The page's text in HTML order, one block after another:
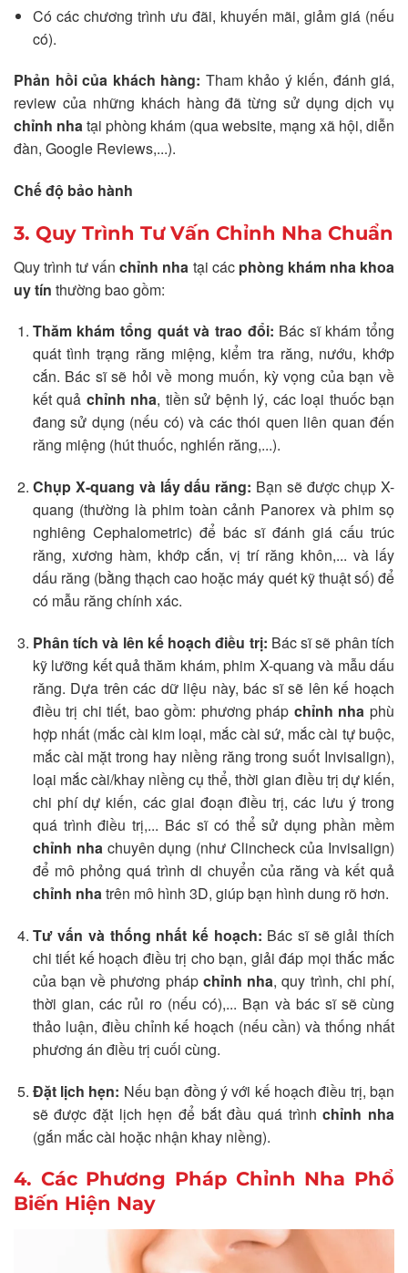
Có các chương trình ưu đãi, khuyến mãi, giảm giá (nếu
có).
Phản hồi của khách hàng: Tham khảo ý kiến, đánh giá,
review của những khách hàng đã từng sử dụng dịch vụ
chỉnh nhatại phòng khám (qua website, mạng xã hội, diễn
đàn, Google Reviews,...).
Chế độ bảo hành
3. Quy Trình Tư Vấn Chỉnh Nha Chuẩn
Quy trình tư vấnchỉnh nha tại các phòng khám nha khoa
uy tín thường bao gồm:
Thăm khám tổng quát và trao đổi: Bác sĩ khám tổng
quát tình trạng răng miệng, kiểm tra răng, nướu, khớp
cắn. Bác sĩ sẽ hỏi về mong muốn, kỳ vọng của bạn về
kết quả chỉnh nha, tiền sử bệnh lý, các loại thuốc bạn
đang sử dụng (nếu có) và các thói quen liên quan đến
răng miệng (hút thuốc, nghiến răng,...).
Chụp X-quang và lấy dấu răng: Bạn sẽ được chụp X-
quang (thường là phim toàn cảnh Panorex và phim sọ
nghiêng Cephalometric) để bác sĩ đánh giá cấu trúc
răng, xương hàm, khớp cắn, vị trí răng khôn,... và lấy
dấu răng (bằng thạch cao hoặc máy quét kỹ thuật số) để
có mẫu răng chính xác.
Phân tích và lên kế hoạch điều trị: Bác sĩ sẽ phân tích
kỹ lưỡng kết quả thăm khám, phim X-quang và mẫu dấu
răng. Dựa trên các dữ liệu này, bác sĩ sẽ lên kế hoạch
điều trị chi tiết, bao gồm: phương pháp chỉnh nha phù
hợp nhất (mắc cài kim loại, mắc cài sứ, mắc cài tự buộc,
mắc cài mặt trong hay niềng răng trong suốt Invisalign),
loại mắc cài/khay niềng cụ thể, thời gian điều trị dự kiến,
chi phí dự kiến, các giai đoạn điều trị, các lưu ý trong
quá trình điều trị,... Bác sĩ có thể sử dụng phần mềm
chỉnh nhachuyên dụng (như Clincheck của Invisalign)
để mô phỏng quá trình di chuyển của răng và kết quả
chỉnh nhatrên mô hình 3D, giúp bạn hình dung rõ hơn.
Tư vấn và thống nhất kế hoạch: Bác sĩ sẽ giải thích
chi tiết kế hoạch điều trị cho bạn, giải đáp mọi thắc mắc
của bạn về phương pháp chỉnh nha, quy trình, chi phí,
thời gian, các rủi ro (nếu có),... Bạn và bác sĩ sẽ cùng
thảo luận, điều chỉnh kế hoạch (nếu cần) và thống nhất
phương án điều trị cuối cùng.
Đặt lịch hẹn: Nếu bạn đồng ý với kế hoạch điều trị, bạn
sẽ được đặt lịch hẹn để bắt đầu quá trìnhchỉnh nha
(gắn mắc cài hoặc nhận khay niềng).
4. Các Phương Pháp Chỉnh Nha Phổ
Biến Hiện Nay